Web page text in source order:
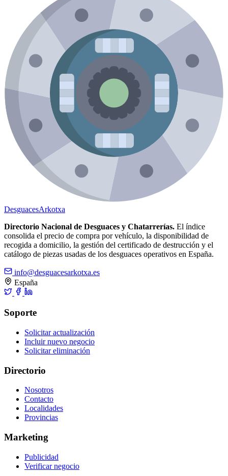
DesguacesArkotxa
Directorio Nacional de Desguaces y Chatarrerías. El índice
consolida el precio de compra por vehículo, la disponibilidad de
recogida a domicilio, la gestión del certificado de destrucción y el
catálogo de piezas usadas de los desguaces operativos en España.
info@desguacesarkotxa.es
España
Soporte
Solicitar actualización
Incluir nuevo negocio
Solicitar eliminación
Directorio
Nosotros
Contacto
Localidades
Provincias
Marketing
Publicidad
Verificar negocio